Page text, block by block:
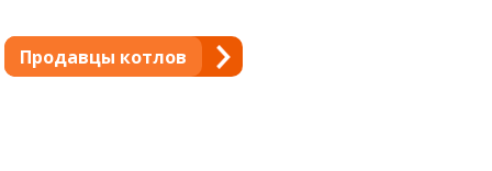
Продавцы котлов